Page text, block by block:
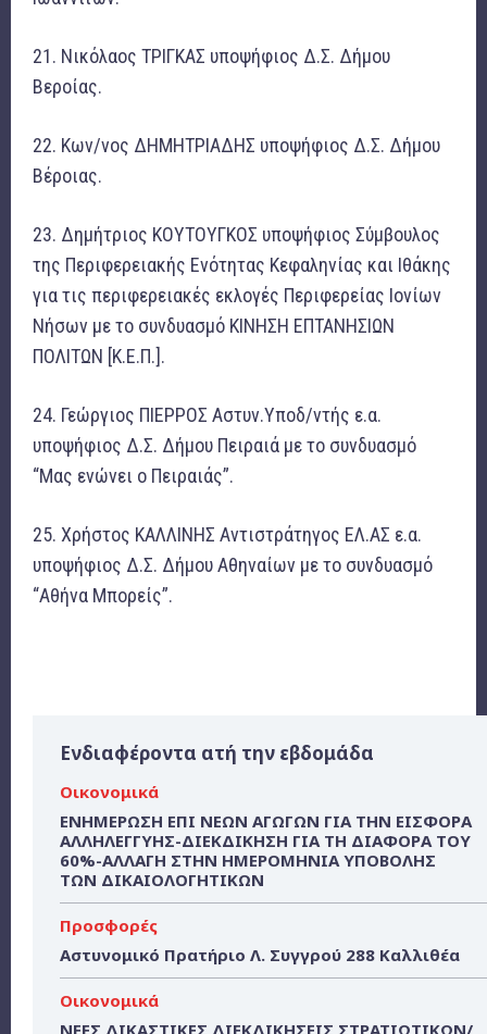
21. Νικόλαος ΤΡΙΓΚΑΣ υποψήφιος Δ.Σ. Δήμου
Βεροίας.
22. Κων/νος ΔΗΜΗΤΡΙΑΔΗΣ υποψήφιος Δ.Σ. Δήμου
Βέροιας.
23. Δημήτριος ΚΟΥΤΟΥΓΚΟΣ υποψήφιος Σύμβουλος
της Περιφερειακής Ενότητας Κεφαληνίας και Ιθάκης
για τις περιφερειακές εκλογές Περιφερείας Ιονίων
Νήσων με το συνδυασμό ΚΙΝΗΣΗ ΕΠΤΑΝΗΣΙΩΝ
ΠΟΛΙΤΩΝ [Κ.Ε.Π.].
24. Γεώργιος ΠΙΕΡΡΟΣ Αστυν.Υποδ/ντής ε.α.
υποψήφιος Δ.Σ. Δήμου Πειραιά με το συνδυασμό
“Μας ενώνει ο Πειραιάς”.
25. Χρήστος ΚΑΛΛΙΝΗΣ Αντιστράτηγος ΕΛ.ΑΣ ε.α.
υποψήφιος Δ.Σ. Δήμου Αθηναίων με το συνδυασμό
“Αθήνα Μπορείς”.
Ενδιαφέροντα ατή την εβδομάδα
Οικονομικά
ΕΝΗΜΕΡΩΣΗ ΕΠΙ ΝΕΩΝ ΑΓΩΓΩΝ ΓΙΑ ΤΗΝ ΕΙΣΦΟΡΑ
ΑΛΛΗΛΕΓΓΥΗΣ-ΔΙΕΚΔΙΚΗΣΗ ΓΙΑ ΤΗ ΔΙΑΦΟΡΑ ΤΟΥ
60%-ΑΛΛΑΓΗ ΣΤΗΝ ΗΜΕΡΟΜΗΝΙΑ ΥΠΟΒΟΛΗΣ
ΤΩΝ ΔΙΚΑΙΟΛΟΓΗΤΙΚΩΝ
Προσφορές
Αστυνομικό Πρατήριο Λ. Συγγρού 288 Καλλιθέα
Οικονομικά